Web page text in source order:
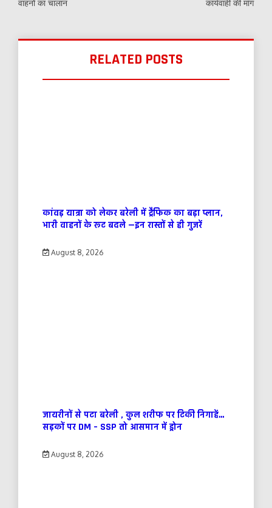
वाहनों का चालान कार्यवाही की मांग
RELATED POSTS
कांवड़ यात्रा को लेकर बरेली में ट्रैफिक का बड़ा प्लान,
भारी वाहनों के रूट बदले —इन रास्तों से ही गुजरें
August 8, 2026
जायरीनों से पटा बरेली , कुल शरीफ पर टिकी निगाहें…
सड़कों पर DM – SSP तो आसमान में ड्रोन
August 8, 2026